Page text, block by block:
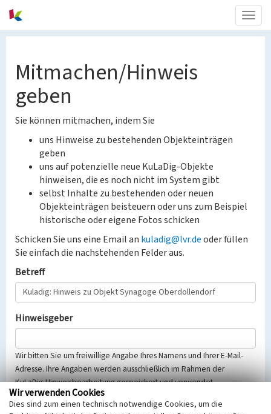
Mitmachen/Hinweis
geben
Sie können mitmachen, indem Sie
uns Hinweise zu bestehenden Objekteinträgen
geben
uns auf potenzielle neue KuLaDig-Objekte
hinweisen, die es noch nicht im System gibt
selbst Inhalte zu bestehenden oder neuen
Objekteinträgen beisteuern oder uns zum Beispiel
historische oder eigene Fotos schicken
Schicken Sie uns eine Email an kuladig@lvr.deoder füllen
Sie einfach die nachstehenden Felder aus.
Betreff
Hinweisgeber
Wir bitten Sie um freiwillige Angabe Ihres Namens und Ihrer E-Mail-
Adresse. Ihre Angaben werden ausschließlich im Rahmen der
KuLaDig-Hinweisbearbeitung gespeichert und verwendet.
Selbstverständlich werden diese entsprechend der Vorschriften des
Telemediengesetzes, des Datenschutzgesetzes NRW und der seit
Wir verwenden Cookies
Dies sind zum einen technisch notwendige Cookies, um die